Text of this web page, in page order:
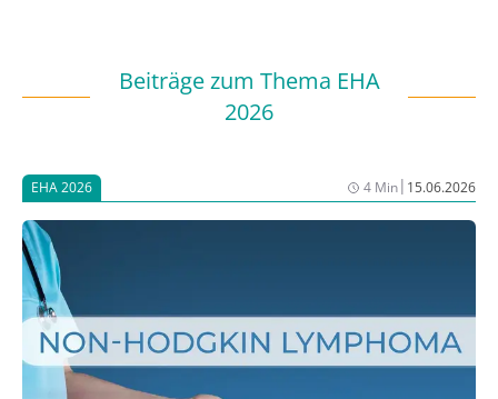
Beiträge zum Thema EHA
2026
EHA 2026 4 Min| 15.06.2026